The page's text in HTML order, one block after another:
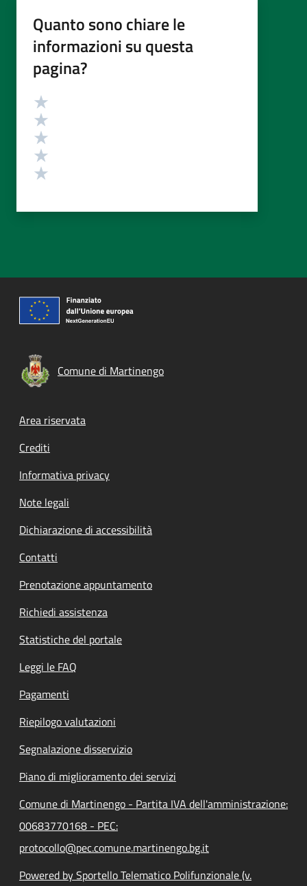
Quanto sono chiare le
informazioni su questa
pagina?
Valutazione
Comune di Martinengo
Footer menu
Area riservata
Crediti
Informativa privacy
Note legali
Dichiarazione di accessibilità
Contatti
Prenotazione appuntamento
Richiedi assistenza
Statistiche del portale
Leggi le FAQ
Pagamenti
Riepilogo valutazioni
Segnalazione disservizio
Piano di miglioramento dei servizi
Comune di Martinengo - Partita IVA dell'amministrazione:
00683770168 - PEC:
protocollo@pec.comune.martinengo.bg.it
Powered by Sportello Telematico Polifunzionale (v.